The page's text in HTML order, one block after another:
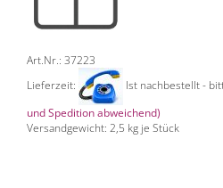
Art.Nr.: 37223
Lieferzeit:
Ist nachbestellt -
und Spedition abweichend)
Versandgewicht: 2,5 kg je Stück